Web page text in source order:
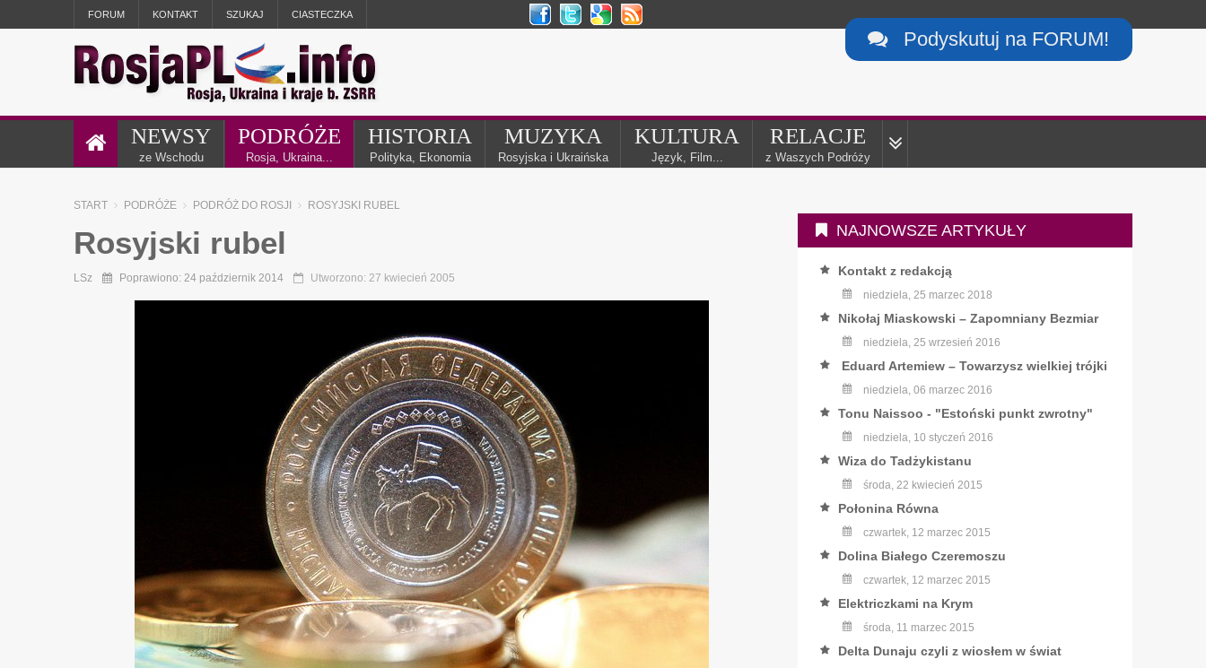
FORUM KONTAKT SZUKAJ CIASTECZKA
 Podyskutuj na FORUM!
NEWSY
ze Wschodu
PODRÓŻE
Rosja, Ukraina...
HISTORIA
Polityka, Ekonomia
MUZYKA
Rosyjska i Ukraińska
KULTURA
Język, Film...
RELACJE
z Waszych Podróży
START PODRÓŻE PODRÓŻ DO ROSJI ROSYJSKI RUBEL
Rosyjski rubel
LSz Poprawiono: 24 październik 2014 Utworzono: 27 kwiecień 2005
NAJNOWSZE ARTYKUŁY
Kontakt z redakcją
niedziela, 25 marzec 2018
Nikołaj Miaskowski – Zapomniany Bezmiar
niedziela, 25 wrzesień 2016
Eduard Artemiew – Towarzysz wielkiej trójki
niedziela, 06 marzec 2016
Tonu Naissoo - "Estoński punkt zwrotny"
niedziela, 10 styczeń 2016
Wiza do Tadżykistanu
środa, 22 kwiecień 2015
Połonina Równa
czwartek, 12 marzec 2015
Dolina Białego Czeremoszu
czwartek, 12 marzec 2015
Elektriczkami na Krym
środa, 11 marzec 2015
Delta Dunaju czyli z wiosłem w świat